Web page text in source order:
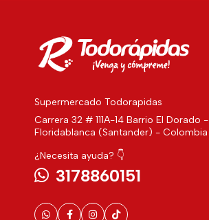
Supermercado Todorapidas
Carrera 32 # 111A-14 Barrio El Dorado -
Floridablanca (Santander) - Colombia
¿Necesita ayuda? 👇
3178860151